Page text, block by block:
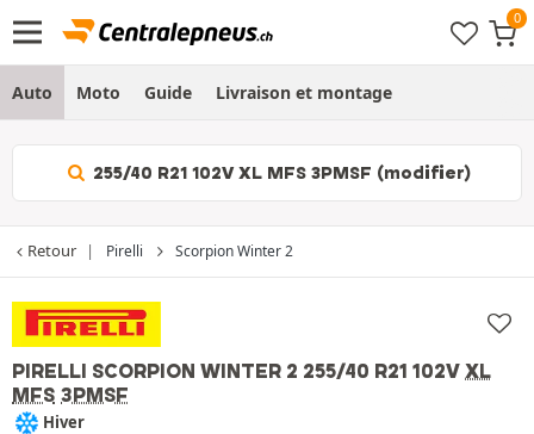
Auto Moto Guide Livraison et montage
255/40 R21 102V XL MFS 3PMSF (modifier)
Retour Pirelli Scorpion Winter 2
PIRELLI SCORPION WINTER 2 255/40 R21 102V XL
MFS 3PMSF
Hiver